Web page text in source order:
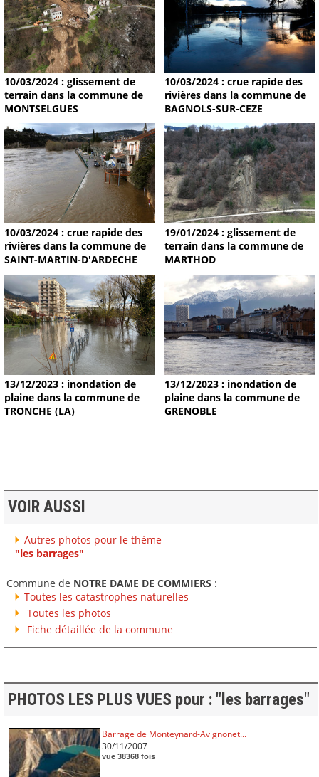
10/03/2024 : glissement de
terrain dans la commune de
MONTSELGUES
10/03/2024 : crue rapide des
rivières dans la commune de
BAGNOLS-SUR-CEZE
10/03/2024 : crue rapide des
rivières dans la commune de
SAINT-MARTIN-D'ARDECHE
19/01/2024 : glissement de
terrain dans la commune de
MARTHOD
13/12/2023 : inondation de
plaine dans la commune de
TRONCHE (LA)
13/12/2023 : inondation de
plaine dans la commune de
GRENOBLE
VOIR AUSSI
Autres photos pour le thème
"les barrages"
Commune de NOTRE DAME DE COMMIERS :
Toutes les catastrophes naturelles
Toutes les photos
Fiche détaillée de la commune
PHOTOS LES PLUS VUES pour : "les barrages"
Barrage de Monteynard-Avignonet...
30/11/2007
vue 38368 fois